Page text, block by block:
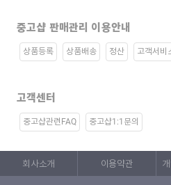
중고샵 판매관리 이용안내
상품등록 상품배송 정산 고객서비
고객센터
중고샵관련FAQ 중고샵1:1문의
회사소개 이용약관